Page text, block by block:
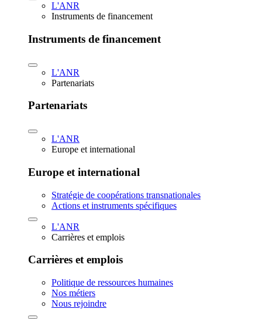
L'ANR
Instruments de financement
Instruments de financement
L'ANR
Partenariats
Partenariats
L'ANR
Europe et international
Europe et international
Stratégie de coopérations transnationales
Actions et instruments spécifiques
L'ANR
Carrières et emplois
Carrières et emplois
Politique de ressources humaines
Nos métiers
Nous rejoindre